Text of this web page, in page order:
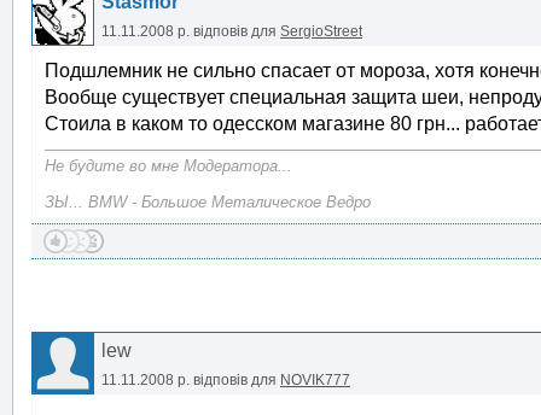
11.11.2008 р. відповів для SergioStreet
Подшлемник не сильно спасает от мороза, хотя
Вообще существует специальная защита шеи,
Стоила в каком то одесском магазине 80 грн...
Не будите во мне Модератора...
ЗЫ... BMW - Большое Металическое Ведро
lew
11.11.2008 р. відповів для NOVIK777